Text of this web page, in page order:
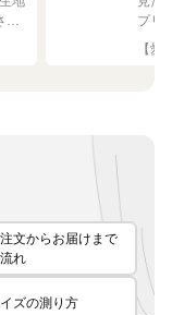
も
プリ
れい
【愛
文からお届けまで
れ
ズの測り方